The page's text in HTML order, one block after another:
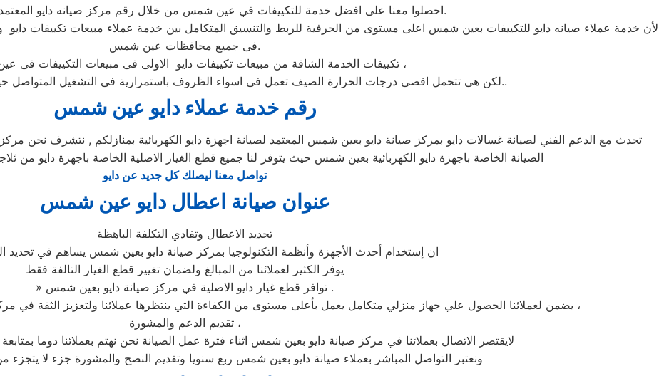
احصلوا معنا على افضل خدمة للتكييفات في عين شمس من خلال رقم مركز صيانه دايو المعتمد في عين شمس.
لأن خدمة عملاء صيانه دايو للتكييفات بعين شمس اعلى مستوى من الحرفية للربط والتنسيق المتكامل بين خدمة عملاء مبيعات تكييفات دايو
فى جميع محافظات عين شمس.
تكييفات الخدمة الشاقة من مبيعات تكييفات دايو الاولى فى مبيعات التكييفات فى عين شمس ،
لكن هى تتحمل اقصى درجات الحرارة الصيف تعمل فى اسواء الظروف باستمرارية فى التشغيل المتواصل حيث لا يضاهيها اى تكييفات اخر..
رقم خدمة عملاء دايو عين شمس
تحدث مع الدعم الفني لصيانة غسالات دايو بمركز صيانة دايو بعين شمس المعتمد لصيانة اجهزة دايو الكهربائية بمنازلكم , نتشرف نحن
الصيانة الخاصة باجهزة دايو الكهربائية بعين شمس حيث يتوفر لنا جميع قطع الغيار الاصلية الخاصة باجهزة دايو من
تواصل معنا ليصلك كل جديد عن دايو
عنوان صيانة اعطال دايو عين شمس
تحديد الاعطال وتفادي التكلفة الباهظة
ان إستخدام أحدث الأجهزة وأنظمة التكنولوجيا بمركز صيانة دايو بعين شمس يساهم في تحديد
يوفر الكثير لعملائنا من المبالغ ولضمان تغيير قطع الغيار التالفة فقط
» توافر قطع غيار دايو الاصلية في مركز صيانة دايو بعين شمس .
يضمن لعملائنا الحصول علي جهاز منزلي متكامل يعمل بأعلى مستوى من الكفاءة التي ينتظرها عملائنا ولتعزيز الثقة في مركز صيانة دايو عين شمس المعتمد بعين شمس ،
تقديم الدعم والمشورة ،
لايقتصر الاتصال بعملائنا في مركز صيانة دايو بعين شمس اثناء فترة عمل الصيانة نحن نهتم بعملائنا دوما
ونعتبر التواصل المباشر بعملاء صيانة دايو بعين شمس ربع سنويا وتقديم النصح والمشورة جزء لا يتجزء